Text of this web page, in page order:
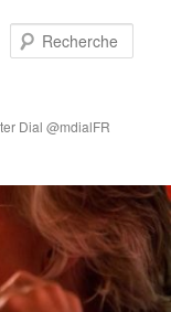
Dial @mdialFR